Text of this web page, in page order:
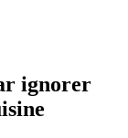
ignorer